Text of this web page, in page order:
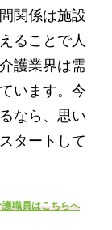
関係は施設
ることで人
護業界は需
います。今
なら、思い
タートして
職員はこちらへ